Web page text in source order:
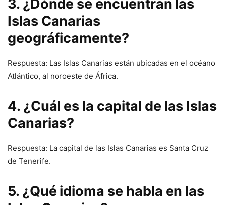
3. ¿Dónde se encuentran las
Islas Canarias
geográficamente?
Respuesta: Las Islas Canarias están ubicadas en el océano
Atlántico, al noroeste de África.
4. ¿Cuál es la capital de las Islas
Canarias?
Respuesta: La capital de las Islas Canarias es Santa Cruz
de Tenerife.
5. ¿Qué idioma se habla en las